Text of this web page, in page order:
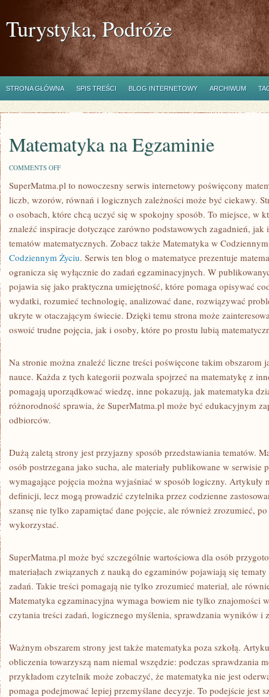
Turystyka, Podróże
STRONA GŁÓWNA SPIS TREŚCI BLOG INTERNETOWY ARCHIWUM
Matematyka na Egzaminie
COMMENTS OFFON
NA
SuperMatma.pl to nowoczesny serwis internetowy poświęcony
liczb, wzorów, równań i logicznych zależności może być ciekawy.
o osobach, które chcą uczyć się w spokojny sposób. To miejsce, w
znaleźć inspiracje dotyczące zarówno podstawowych zagadnień, jak
tematów matematycznych. Zobacz także Matematyka w
Codziennym Życiu. Serwis ten blog o matematyce prezentuje
ogranicza się wyłącznie do zadań egzaminacyjnych. W
pojawia się jako praktyczna umiejętność, które pomaga opisywać
wydatki, rozumieć technologię, analizować dane, rozwiązywać
ukryte w otaczającym świecie. Dzięki temu strona może
oswoić trudne pojęcia, jak i osoby, które po prostu lubią
Na stronie można znaleźć liczne treści poświęcone takim obszarom
nauce. Każda z tych kategorii pozwala spojrzeć na matematykę z
pomagają uporządkować wiedzę, inne pokazują, jak matematyka
różnorodność sprawia, że SuperMatma.pl może być edukacyjnym
odbiorców.
Dużą zaletą strony jest przyjazny sposób przedstawiania tematów.
osób postrzegana jako sucha, ale materiały publikowane w serwisie
wymagające pojęcia można wyjaśniać w sposób logiczny. Artykuły
definicji, lecz mogą prowadzić czytelnika przez codzienne
szansę nie tylko zapamiętać dane pojęcie, ale również zrozumieć,
wykorzystać.
SuperMatma.pl może być szczególnie wartościowa dla osób
materiałach związanych z nauką do egzaminów pojawiają się
zadań. Takie treści pomagają nie tylko zrozumieć materiał, ale
Matematyka egzaminacyjna wymaga bowiem nie tylko znajomości
czytania treści zadań, logicznego myślenia, sprawdzania wyników i
Ważnym obszarem strony jest także matematyka poza szkołą.
obliczenia towarzyszą nam niemal wszędzie: podczas sprawdzania
przykładom czytelnik może zobaczyć, że matematyka nie jest
pomaga podejmować lepiej przemyślane decyzje. To podejście jest